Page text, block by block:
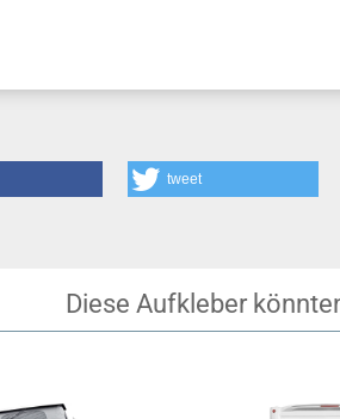
tweet
Diese Aufkleber